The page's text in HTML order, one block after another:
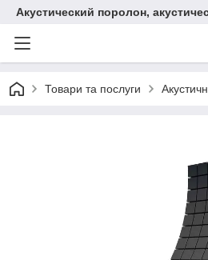
Акустический поролон,
Товари та послуги